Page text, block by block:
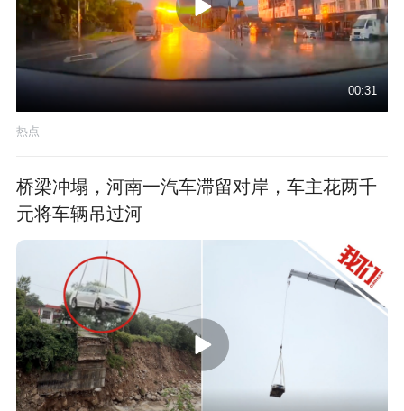
00:31
热点
桥梁冲塌，河南一汽车滞留对岸，车主花两千
元将车辆吊过河